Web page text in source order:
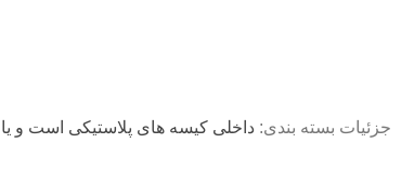
جزئیات بسته بندی: داخلی کیسه های پلاستیکی است و